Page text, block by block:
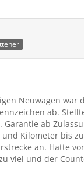
Neuwagen war
ab.
Garantie ab
und Kilometer bis
an. Hatte
viel und der